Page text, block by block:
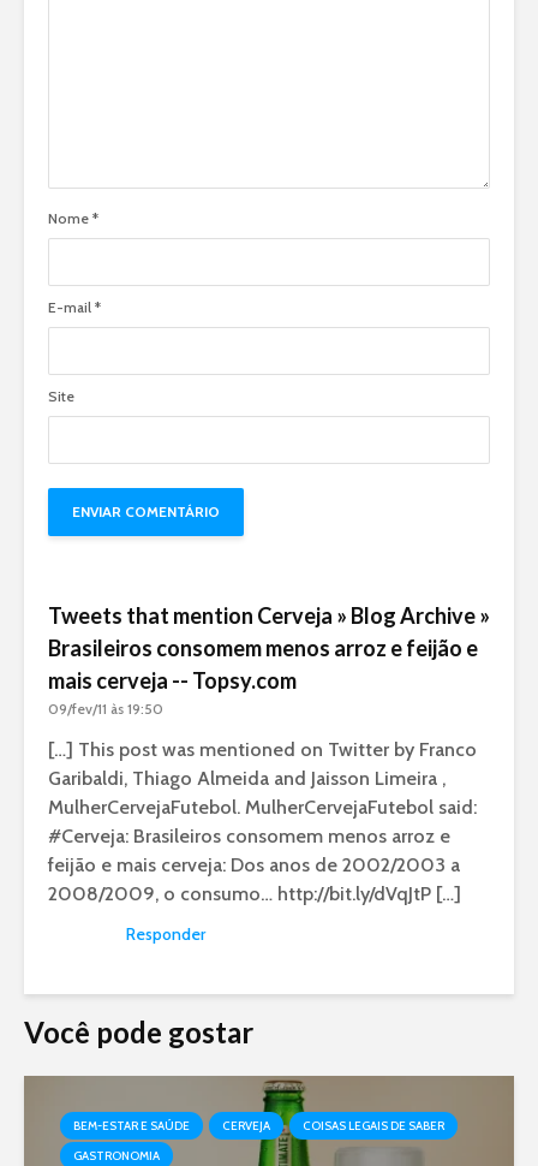
Nome *
E-mail *
Site
Tweets that mention Cerveja » Blog Archive »
Brasileiros consomem menos arroz e feijão e
mais cerveja -- Topsy.com
09/fev/11 às 19:50
[…] This post was mentioned on Twitter by Franco
Garibaldi, Thiago Almeida and Jaisson Limeira ,
MulherCervejaFutebol. MulherCervejaFutebol said:
#Cerveja: Brasileiros consomem menos arroz e
feijão e mais cerveja: Dos anos de 2002/2003 a
2008/2009, o consumo… http://bit.ly/dVqJtP […]
Responder
Você pode gostar
BEM-ESTAR E SAÚDE CERVEJA
COISAS LEGAIS DE SABER
GASTRONOMIA